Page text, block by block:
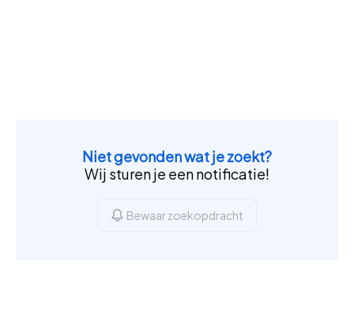
Niet gevonden wat je zoekt?
Wij sturen je een notificatie!
Bewaar zoekopdracht